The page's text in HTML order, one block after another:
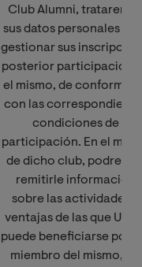
Club Alumni,
sus datos personales
gestionar sus inscripción
posterior participación
el mismo, de
con las
condiciones de
participación. En el
de dicho club,
remitirle información
sobre las actividades y
ventajas de las que
puede beneficiarse por
miembro del mismo, así